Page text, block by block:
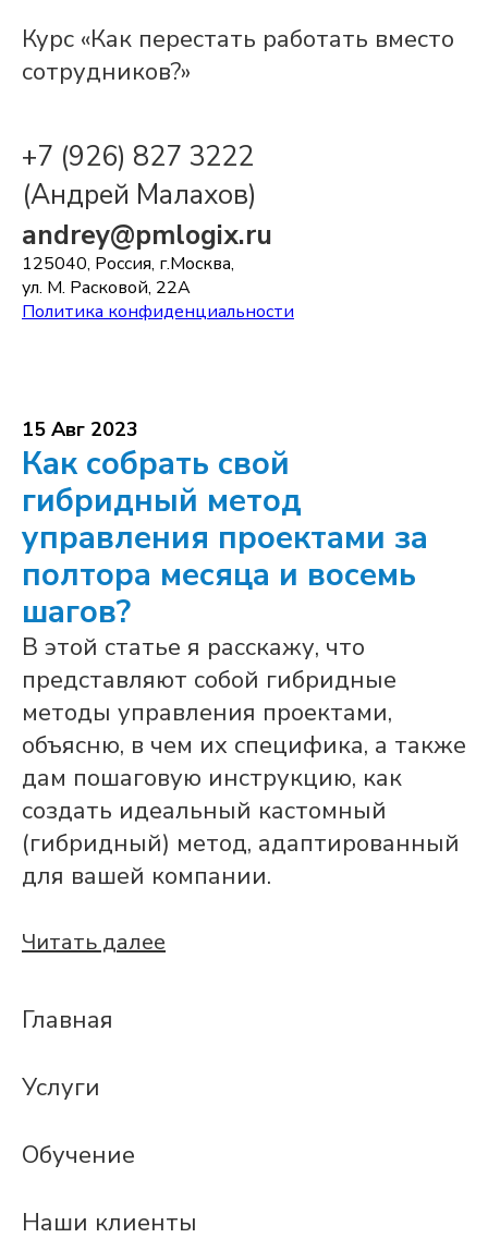
+7 (926) 827 3222
(Андрей Малахов)
andrey@pmlogix.ru
125040, Россия, г.Москва,
ул. М. Расковой, 22А
Политика конфиденциальности
Главная
Услуги
Обучение
Наши клиенты
Курс «Как перестать работать вместо
сотрудников?»
15 Авг 2023
Как собрать свой
гибридный метод
управления проектами за
полтора месяца и восемь
шагов?
В этой статье я расскажу, что
представляют собой гибридные
методы управления проектами,
объясню, в чем их специфика, а также
дам пошаговую инструкцию, как
создать идеальный кастомный
(гибридный) метод, адаптированный
для вашей компании.
Читать далее